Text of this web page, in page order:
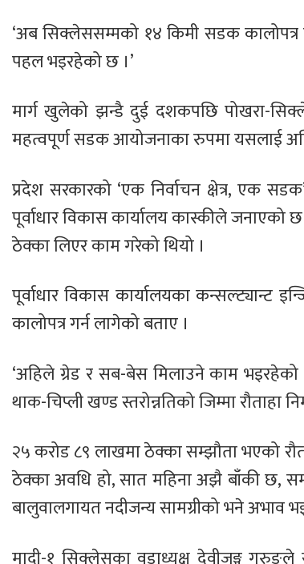
‘अब सिक्लेससम्मको १४ किमी सडक कालोपत्र
पहल भइरहेको छ ।’
मार्ग खुलेको झन्डै दुई दशकपछि पोखरा-
महत्वपूर्ण सडक आयोजनाका रुपमा यसलाई
प्रदेश सरकारको ‘एक निर्वाचन क्षेत्र, एक
पूर्वाधार विकास कार्यालय कास्कीले
ठेक्का लिएर काम गरेको थियो ।
पूर्वाधार विकास कार्यालयका कन्सल्ट्यान्ट
कालोपत्र गर्न लागेको बताए ।
‘अहिले ग्रेड र सब-बेस मिलाउने काम
थाक-चिप्ली खण्ड स्तरोन्नतिको जिम्मा रौताहा
२५ करोड ८९ लाखमा ठेक्का सम्झौता भएको
ठेक्का अवधि हो, सात महिना अझै बाँकी छ,
बालुवालगायत नदीजन्य सामग्रीको भने अभाव